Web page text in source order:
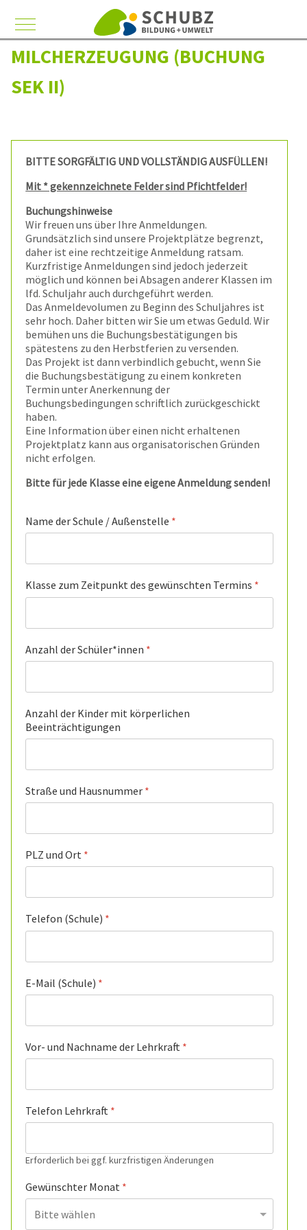
Mobile Menu Toggle
MILCHERZEUGUNG (BUCHUNG
SEK II)
BITTE SORGFÄLTIG UND VOLLSTÄNDIG AUSFÜLLEN!
Mit * gekennzeichnete Felder sind Pfichtfelder!
Buchungshinweise
Wir freuen uns über Ihre Anmeldungen.
Grundsätzlich sind unsere Projektplätze begrenzt,
daher ist eine rechtzeitige Anmeldung ratsam.
Kurzfristige Anmeldungen sind jedoch jederzeit
möglich und können bei Absagen anderer Klassen im
lfd. Schuljahr auch durchgeführt werden.
Das Anmeldevolumen zu Beginn des Schuljahres ist
sehr hoch. Daher bitten wir Sie um etwas Geduld. Wir
bemühen uns die Buchungsbestätigungen bis
spätestens zu den Herbstferien zu versenden.
Das Projekt ist dann verbindlich gebucht, wenn Sie
die Buchungsbestätigung zu einem konkreten
Termin unter Anerkennung der
Buchungsbedingungen schriftlich zurückgeschickt
haben.
Eine Information über einen nicht erhaltenen
Projektplatz kann aus organisatorischen Gründen
nicht erfolgen.
Bitte für jede Klasse eine eigene Anmeldung senden!
Name der Schule / Außenstelle *
Klasse zum Zeitpunkt des gewünschten Termins *
Anzahl der Schüler*innen *
Anzahl der Kinder mit körperlichen
Beeinträchtigungen
Straße und Hausnummer *
PLZ und Ort *
Telefon (Schule) *
E-Mail (Schule) *
Vor- und Nachname der Lehrkraft *
Telefon Lehrkraft *
Erforderlich bei ggf. kurzfristigen Änderungen
Gewünschter Monat *